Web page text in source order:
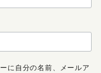
に自分の名前、メールア